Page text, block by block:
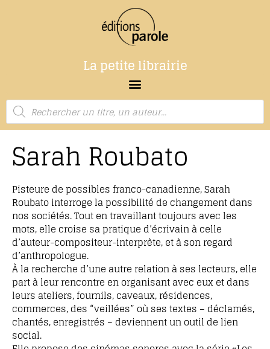
La petite librairie
Sarah Roubato
Pisteure de possibles franco-canadienne, Sarah
Roubato interroge la possibilité de changement dans
nos sociétés. Tout en travaillant toujours avec les
mots, elle croise sa pratique d’écrivain à celle
d’auteur-compositeur-interprète, et à son regard
d’anthropologue.
À la recherche d’une autre relation à ses lecteurs, elle
part à leur rencontre en organisant avec eux et dans
leurs ateliers, fournils, caveaux, résidences,
commerces, des “veillées” où ses textes – déclamés,
chantés, enregistrés – deviennent un outil de lien
social.